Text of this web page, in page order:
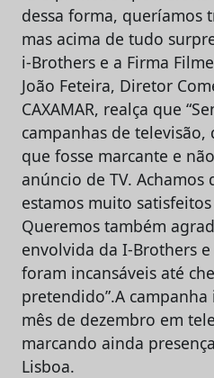
dessa forma, queríamos
mas acima de tudo
i-Brothers e a Firma
João Feteira, Diretor
CAXAMAR, realça que
campanhas de
que fosse marcante e
anúncio de TV.
estamos muito
Queremos também
envolvida da I-Brothers
foram incansáveis até
pretendido”.A
mês de dezembro em
marcando ainda
Lisboa.